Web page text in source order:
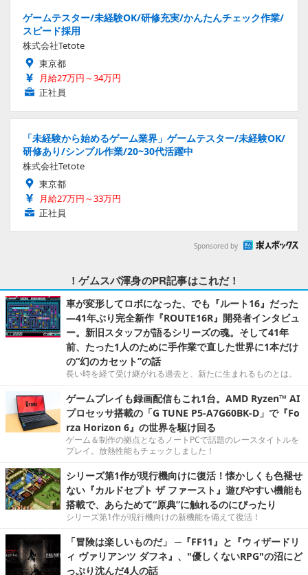
ゲームテスター/未経験OK/研修充実/かんたんチェック作業/
スピード採用
株式会社Tetote
東京都
月給27万円～34万円
正社員
「未経験から始めるゲーム業界」ゲームテスター/未経験OK/
研修あり/シンプル作業/20~30代活躍中
株式会社Tetote
東京都
月給27万円～33万円
正社員
Sponsored by
！ゲムスパ渾身のPR記事はこれだ！
車が変形してロボになった、でも『ルート16』だった
―41年ぶり完全新作『ROUTE16R』開発者インタビュ
ー。新旧スタッフが語るシリーズの魂。そして41年
前、たった1人のために手作業で直した世界に1本だけ
の“幻のカセット”の話
長い時を経て受け継がれる過去と、新たに生まれるものとは。
ゲームプレイも録画配信もこれ1台。AMD Ryzen™ AI
プロセッサ搭載の「G TUNE P5-A7G60BK-D」で『Fo
rza Horizon 6』の世界を駆け回る
ゲーム＆制作の拠点となるノートPCで話題のレースタイトルを
プレイ。放熱性能もチェックしました！
シリーズ第1作が現行機向けに復活！懐かしくも色褪せ
ない『カルドセプト ザ ファースト』遊びやすい機能も
搭載で、あらためて“原典”に触れるのにぴったり
シリーズ第1作が現行機向けの新機能を備えて復活！
「冒険は楽しいものだ」 ─『FF11』と『ウィザードリ
ィ ヴァリアンツ ダフネ』、"優しくないRPG"の沼にど
っぷり沈んだ4人の話